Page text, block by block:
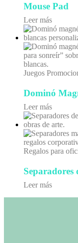
Mouse Pad
Leer más
Juegos
Dominó
Leer más
Regalos para
Separadores
Leer más